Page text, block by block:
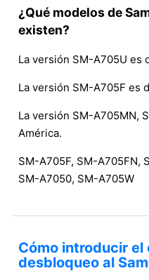
¿Qué modelos de
existen?
La versión SM-A705U es
La versión SM-A705F es
La versión SM-A705MN,
América.
SM-A705F, SM-A705FN,
SM-A7050, SM-A705W
Cómo introducir el
desbloqueo al